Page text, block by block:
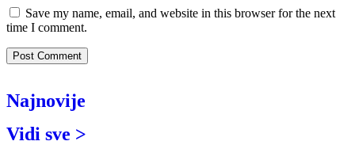
Save my name, email, and website in this browser for the next
time I comment.
Najnovije
Vidi sve >